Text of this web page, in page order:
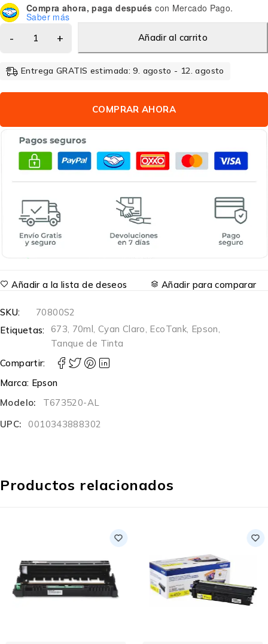
Compra ahora, paga después con Mercado Pago.
Saber más
Añadir al carrito
Entrega GRATIS estimada: 9. agosto - 12. agosto
COMPRAR AHORA
Añadir a la lista de deseos Añadir para comparar
SKU:
70800S2
Etiquetas:
673, 70ml, Cyan Claro, EcoTank, Epson,
Tanque de Tinta
Compartir:
Marca: Epson
Modelo:
T673520-AL
UPC:
0010343888302
Productos relacionados